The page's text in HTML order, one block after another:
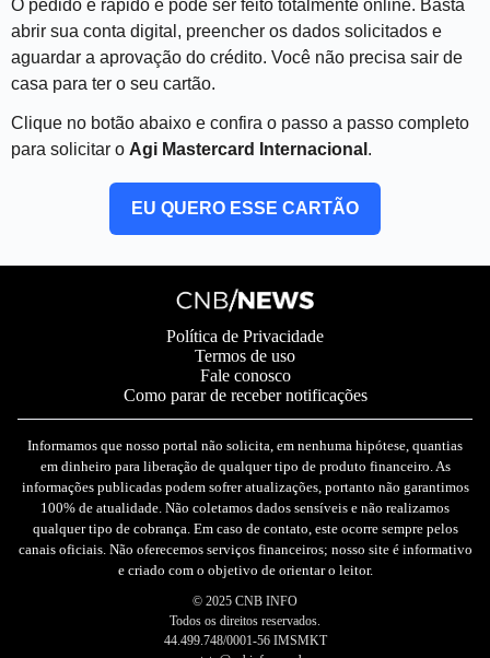
O pedido é rápido e pode ser feito totalmente online. Basta
abrir sua conta digital, preencher os dados solicitados e
aguardar a aprovação do crédito. Você não precisa sair de
casa para ter o seu cartão.
Clique no botão abaixo e confira o passo a passo completo
para solicitar o Agi Mastercard Internacional .
EU QUERO ESSE CARTÃO
Política de Privacidade
Termos de uso
Fale conosco
Como parar de receber notificações
Informamos que nosso portal não solicita, em nenhuma hipótese, quantias
em dinheiro para liberação de qualquer tipo de produto financeiro. As
informações publicadas podem sofrer atualizações, portanto não garantimos
100% de atualidade. Não coletamos dados sensíveis e não realizamos
qualquer tipo de cobrança. Em caso de contato, este ocorre sempre pelos
canais oficiais. Não oferecemos serviços financeiros; nosso site é informativo
e criado com o objetivo de orientar o leitor.
© 2025 CNB INFO
Todos os direitos reservados.
44.499.748/0001-56 IMSMKT